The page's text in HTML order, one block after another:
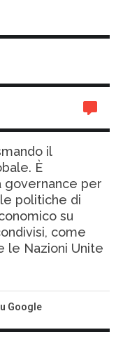
il
È
governance per
politiche di
su
come
le Nazioni Unite
Google